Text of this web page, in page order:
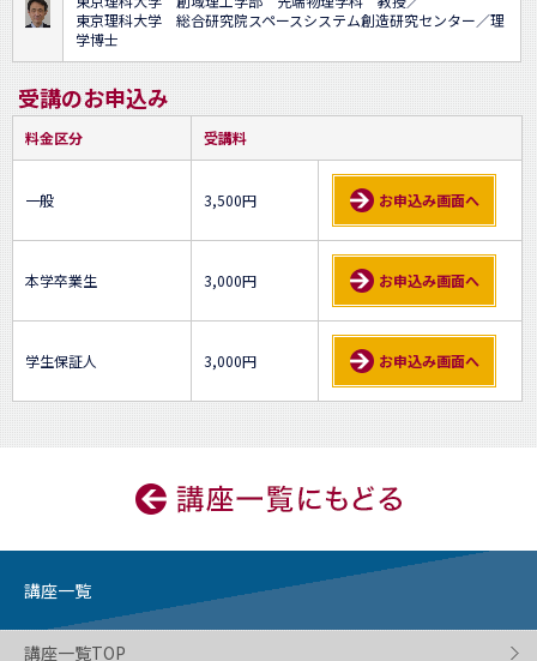
東京理科大学 総合研究院スペースシステム創造研究センター／理
学博士
受講のお申込み
料金区分 受講料
一般 3,500円 お申込み画面へ
本学卒業生 3,000円 お申込み画面へ
学生保証人 3,000円 お申込み画面へ
講座一覧
講座一覧TOP